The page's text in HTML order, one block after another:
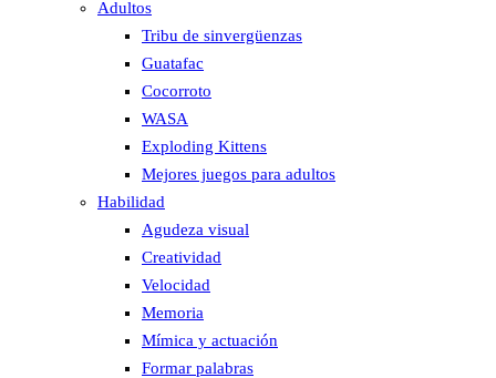
Adultos
Tribu de sinvergüenzas
Guatafac
Cocorroto
WASA
Exploding Kittens
Mejores juegos para adultos
Habilidad
Agudeza visual
Creatividad
Velocidad
Memoria
Mímica y actuación
Formar palabras